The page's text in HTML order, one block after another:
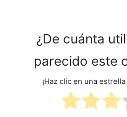
¿De cuánta
parecido este
¡Haz clic en una